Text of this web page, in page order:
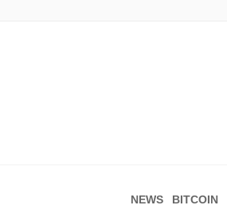
NEWS BITCOIN